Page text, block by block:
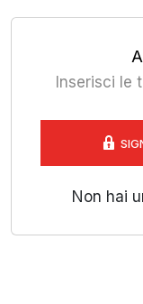
Inserisci le
Non hai